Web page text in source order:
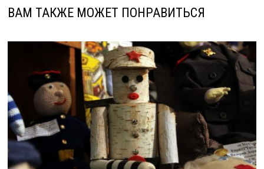
ВАМ ТАКЖЕ МОЖЕТ ПОНРАВИТЬСЯ